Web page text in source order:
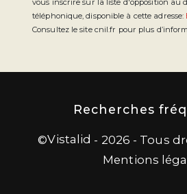
vous inscrire sur la liste d'opposition au
téléphonique, disponible à cette adresse:
Consultez le site cnil.fr pour plus
Recherches
©Vistalid - 2026 - Tous
Mentions